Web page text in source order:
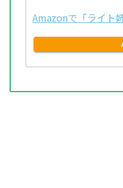
Amazonで「ライト